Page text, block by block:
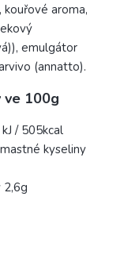
kouřové aroma,
emulgátor
(annatto).
ve 100g
/ 505kcal
kyseliny
2,6g